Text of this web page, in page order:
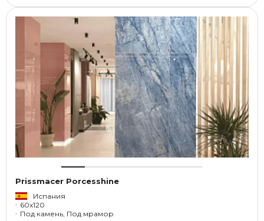
Prissmacer Porcesshine
Испания
60x120
Под камень, Под мрамор